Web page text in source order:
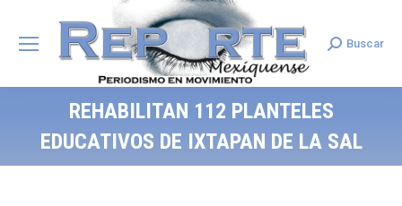
Search:
Buscar
REHABILITAN 112 PLANTELES
EDUCATIVOS DE IXTAPAN DE LA SAL